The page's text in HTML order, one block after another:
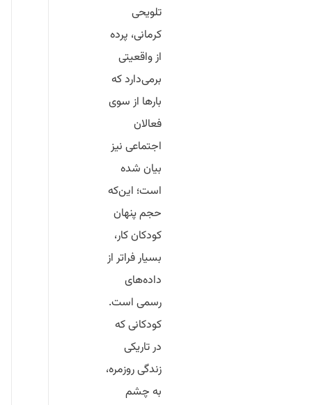
تلویحی
کرمانی، پرده
از واقعیتی
برمی‌دارد که
بارها از سوی
فعالان
اجتماعی نیز
بیان شده
است؛ این‌که
حجم پنهان
کودکان کار،
بسیار فراتر از
داده‌های
رسمی است.
کودکانی که
در تاریکی
زندگی روزمره،
به چشم